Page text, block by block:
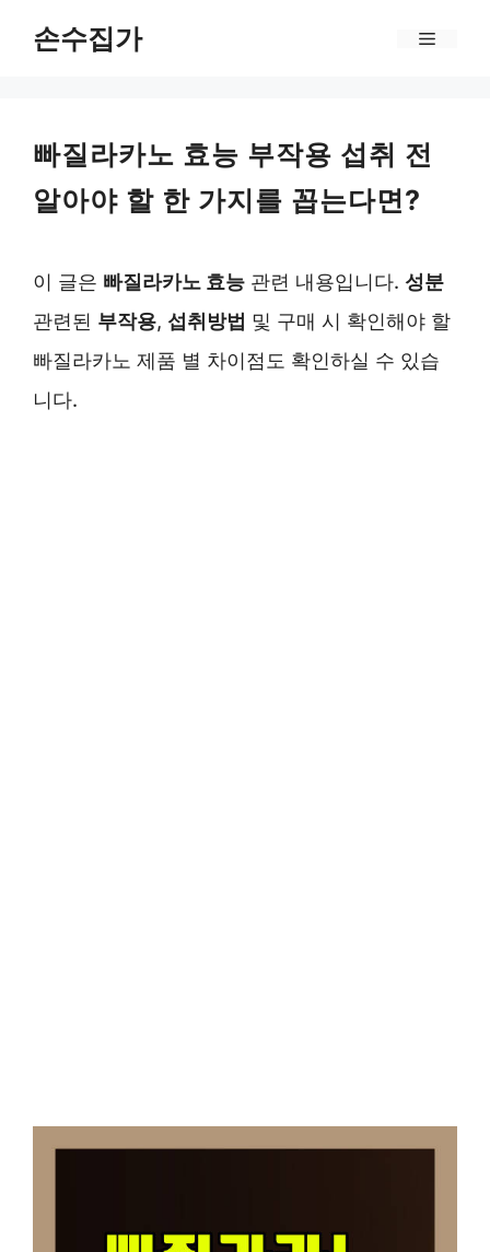
손수집가 Menu
빠질라카노 효능 부작용 섭취 전
알아야 할 한 가지를 꼽는다면?
이 글은 빠질라카노 효능 관련 내용입니다. 성분
관련된 부작용, 섭취방법 및 구매 시 확인해야 할
빠질라카노 제품 별 차이점도 확인하실 수 있습
니다.